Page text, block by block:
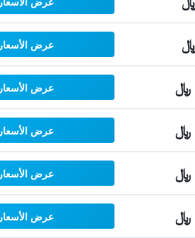
عرض الأسعار
عرض الأسعار
عرض الأسعار
عرض الأسعار
عرض الأسعار